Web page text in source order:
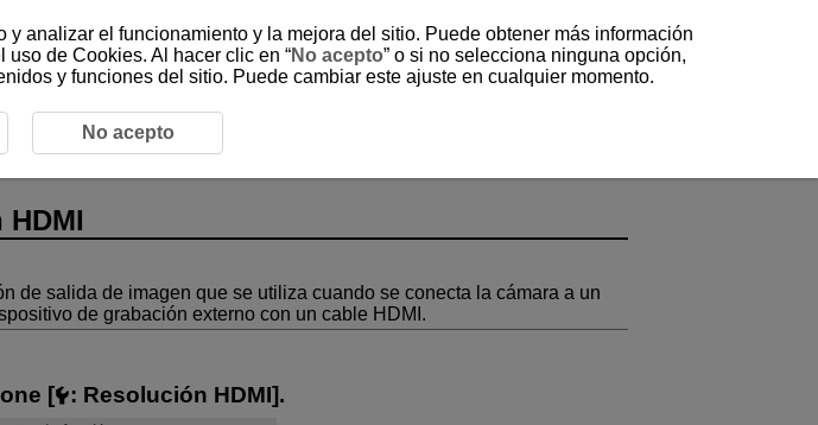
de salida de imagen que se utiliza cuando se conecta la cámara a un
de grabación externo con un cable HDMI.
[ : Resolución HDMI].
analizar el funcionamiento y la mejora del sitio. Puede obtener más información
uso de Cookies. Al hacer clic en “No acepto” o si no selecciona ninguna opción,
y funciones del sitio. Puede cambiar este ajuste en cualquier momento.
No acepto